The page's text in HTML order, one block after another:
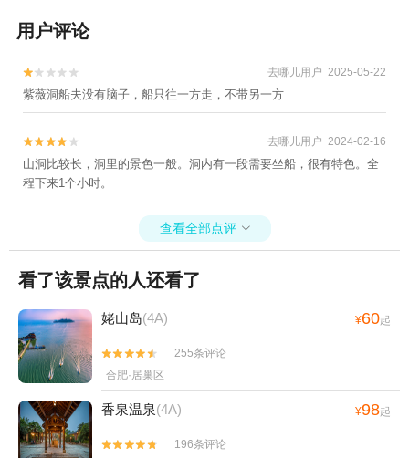
用户评论

 去哪儿用户 2025-05-22
紫薇洞船夫没有脑子，船只往一方走，不带另一方

 去哪儿用户 2024-02-16
山洞比较长，洞里的景色一般。洞内有一段需要坐船，很有特色。全
程下来1个小时。
查看全部点评 
看了该景点的人还看了
姥山岛(4A) ¥60起


255条评论
合肥·居巢区
香泉温泉(4A) ¥98起


196条评论